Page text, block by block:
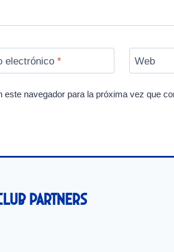
electrónico * Web
navegador para la próxima vez que
Partners